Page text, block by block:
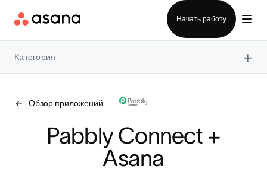
Начать работу
Категория ×
Обзор приложений
Asana